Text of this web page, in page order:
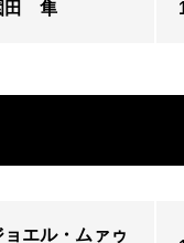
田 隼
ョエル・ムァゥ